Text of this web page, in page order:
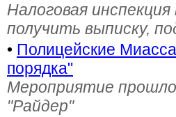
Налоговая
получить выписку,
• Полицейские
порядка"
Мероприятие
"Райдер"